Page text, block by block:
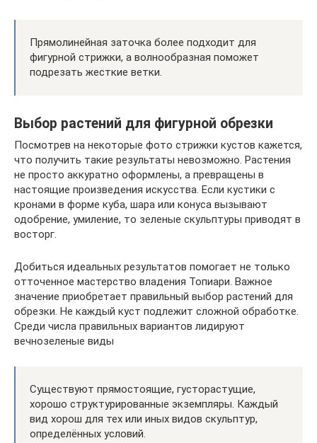
Прямолинейная заточка более подходит для
фигурной стрижки, а волнообразная поможет
подрезать жесткие ветки.
Выбор растений для фигурной обрезки
Посмотрев на некоторые фото стрижки кустов кажется,
что получить такие результаты невозможно. Растения
не просто аккуратно оформлены, а превращены в
настоящие произведения искусства. Если кустики с
кронами в форме куба, шара или конуса вызывают
одобрение, умиление, то зеленые скульптуры приводят в
восторг.
Добиться идеальных результатов помогает не только
отточенное мастерство владения Топиари. Важное
значение приобретает правильный выбор растений для
обрезки. Не каждый куст подлежит сложной обработке.
Среди числа правильных вариантов лидируют
вечнозеленые виды
Существуют прямостоящие, густорастущие,
хорошо структурированные экземпляры. Каждый
вид хорош для тех или иных видов скульптур,
определённых условий.